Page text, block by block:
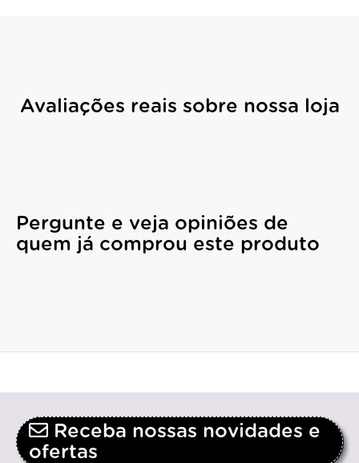
Avaliações reais sobre nossa loja
Pergunte e veja opiniões de
quem já comprou este produto
Receba nossas novidades e
ofertas